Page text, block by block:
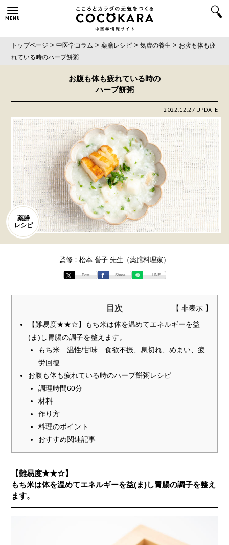
MENU
トップページ >中医学コラム >薬膳レシピ >気虚の養生 > お腹も体も疲
れている時のハーブ餅粥
薬膳
レシピ
お腹も体も疲れている時の
ハーブ餅粥
2022.12.27 UPDATE
監修：松本 誉子 先生（薬膳料理家）
Post Share LINE
目次
【難易度★★☆】もち米は体を温めてエネルギーを益
(ま)し胃腸の調子を整えます。
もち米 温性/甘味 食欲不振、息切れ、めまい、疲
労回復
お腹も体も疲れている時のハーブ餅粥レシピ
調理時間60分
材料
作り方
料理のポイント
おすすめ関連記事
【難易度★★☆】
もち米は体を温めてエネルギーを益(ま)し胃腸の調子を整え
ます。